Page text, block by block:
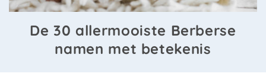
De 30 allermooiste Berberse
namen met betekenis